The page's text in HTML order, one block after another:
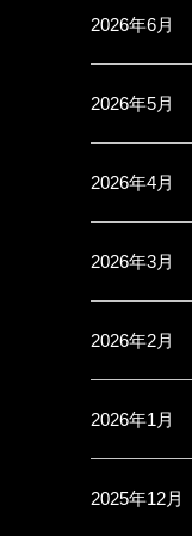
2026年6月
2026年5月
2026年4月
2026年3月
2026年2月
2026年1月
2025年12月